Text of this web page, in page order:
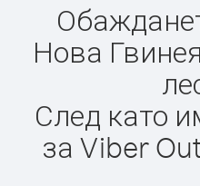
Нова
След като
за Viber